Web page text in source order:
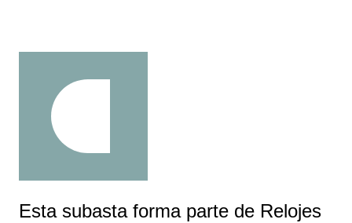
Esta subasta forma parte de Relojes